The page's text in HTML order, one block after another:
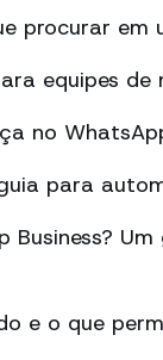
procurar em
equipes de
no
para
e o que